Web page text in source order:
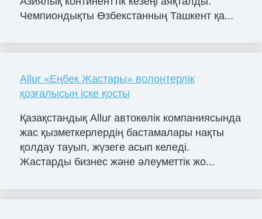
Чемпиондықты Өзбекстанның Ташкент қа...
Allur «Еңбек Жастары» волонтерлік
қозғалысын іске қосты
Қазақстандық Allur автокөлік компаниясында
жас қызметкерлердің бастамалары нақты
қолдау тауып, жүзеге асып келеді.
Жастарды бизнес және әлеуметтік жо...